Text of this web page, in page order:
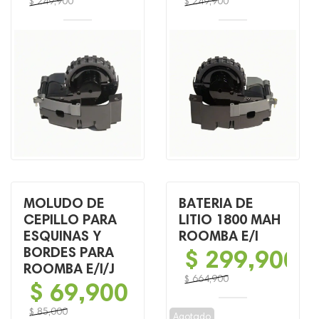
$ 249,900.
$ 149,900.
era:
$ 249,900.
$ 149,900.
MOLUDO DE
CEPILLO PARA
ESQUINAS Y
BORDES PARA
ROOMBA E/I/J
$85,000
$ 69,900
BATERIA DE
LITIO 1800 MAH
ROOMBA E/I
$664,900
precio
$ 299,900
precio
Agotado